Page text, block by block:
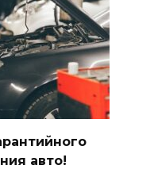
авто!